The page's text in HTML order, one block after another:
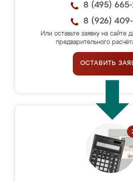
8 (495)
8 (926)
Или оставьте заявку на сайте
предварительного
ОСТАВИТЬ